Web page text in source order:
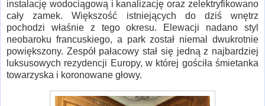
instalację wodociągową i kanalizację oraz zelektryfikowano
cały zamek. Większość istniejących do dziś wnętrz
pochodzi właśnie z tego okresu. Elewacji nadano styl
neobaroku francuskiego, a park został niemal dwukrotnie
powiększony. Zespół pałacowy stał się jedną z najbardziej
luksusowych rezydencji Europy, w której gościła śmietanka
towarzyska i koronowane głowy.